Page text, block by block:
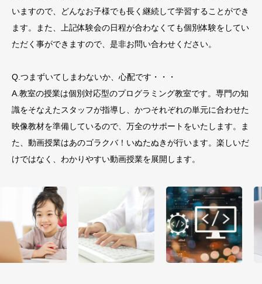
いますので、どんなお子様でも長く継続して学習することができ
ます。また、上記体験会の日程が合わなくても個別体験をしてい
ただく事ができますので、是非お問い合わせください。
Q.つまずいてしまわないか、心配です・・・
A.教室の授業は個別対応型のプログラミング教室です。専門の知
識をそなえたスタッフが指導し、かつそれぞれの単元に合わせた
映像教材を準備しているので、万全のサポートをいたします。ま
た、動画授業はあのゴラクバ！いぬたぬきが行います。楽しいだ
けではなく、わかりやすい動画授業を展開します。